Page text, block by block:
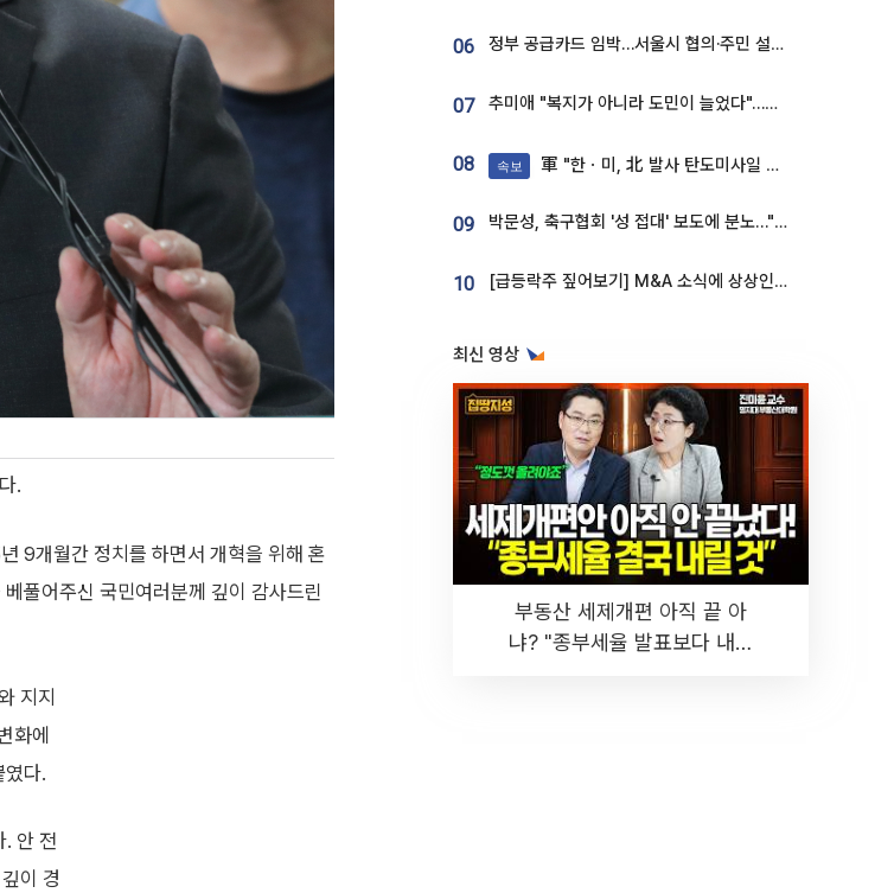
.
9개월간 정치를 하면서 개혁을 위해 혼
풀어주신 국민여러분께 깊이 감사드린
지지
화에
였다.
. 안 전
이 경
06 정부 공급카드 임박…서울시 협의·주민 설득이 성패 가른다 [부동산 해법 전쟁]
07 추미애 "복지가 아니라 도민이 늘었다"…재정난 책임론 정면돌파
08 속보 軍 "한ㆍ미, 北 발사 탄도미사일 제원 정밀분석 중"
09 박문성, 축구협회 '성 접대' 보도에 분노…"다 말아먹으려고 작정했나"
10 [급등락주 짚어보기] M&A 소식에 상상인증권ㆍ유니켐 ‘상한가’⋯유증 제동 걸린 SK디앤디↑
최신 영상
부동산 세제개편 아직 끝 아
냐? "종부세율 발표보다 내릴